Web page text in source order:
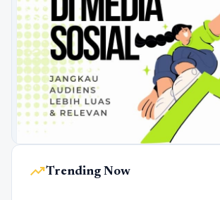
trending_upTrending Now